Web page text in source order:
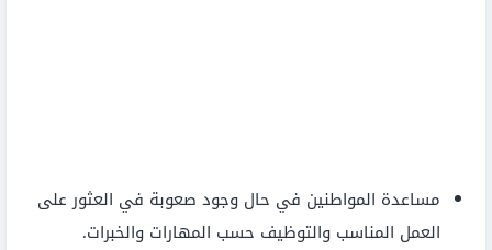
مساعدة المواطنين في حال وجود صعوبة في العثور على
العمل المناسب والتوظيف حسب المهارات والخبرات.